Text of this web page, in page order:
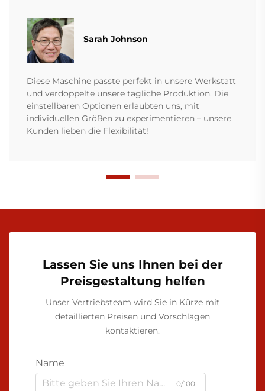
Sarah Johnson
Diese Maschine passte perfekt in unsere Werkstatt
und verdoppelte unsere tägliche Produktion. Die
einstellbaren Optionen erlaubten uns, mit
individuellen Größen zu experimentieren – unsere
Kunden lieben die Flexibilität!
Lassen Sie uns Ihnen bei der
Preisgestaltung helfen
Unser Vertriebsteam wird Sie in Kürze mit
detaillierten Preisen und Vorschlägen
kontaktieren.
Name
0/100